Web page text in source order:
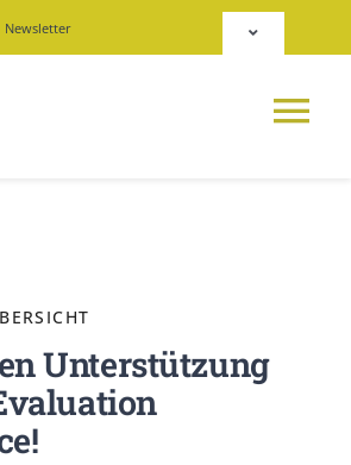
Newsletter
Toggle
Login
Unterstützung